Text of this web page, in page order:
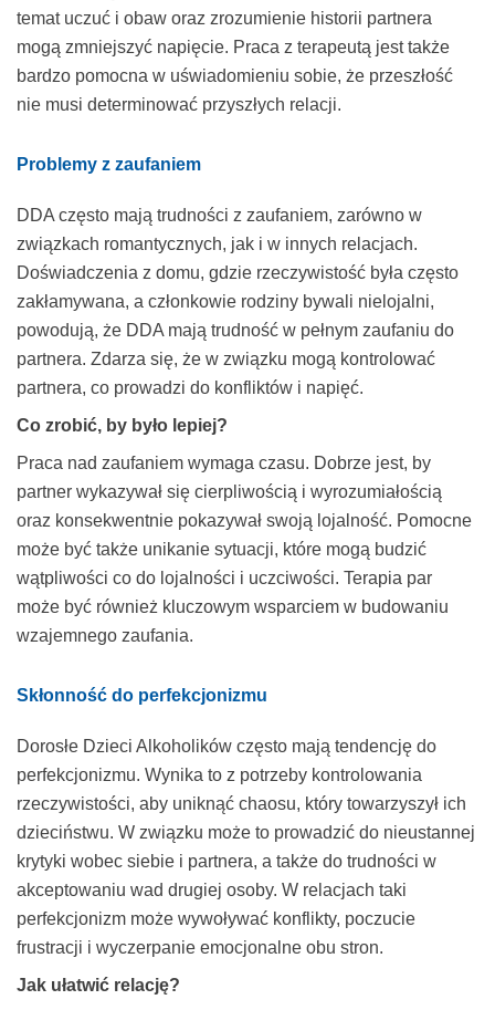
temat uczuć i obaw oraz zrozumienie historii partnera
mogą zmniejszyć napięcie. Praca z terapeutą jest także
bardzo pomocna w uświadomieniu sobie, że przeszłość
nie musi determinować przyszłych relacji.
Problemy z zaufaniem
DDA często mają trudności z zaufaniem, zarówno w
związkach romantycznych, jak i w innych relacjach.
Doświadczenia z domu, gdzie rzeczywistość była często
zakłamywana, a członkowie rodziny bywali nielojalni,
powodują, że DDA mają trudność w pełnym zaufaniu do
partnera. Zdarza się, że w związku mogą kontrolować
partnera, co prowadzi do konfliktów i napięć.
Co zrobić, by było lepiej?
Praca nad zaufaniem wymaga czasu. Dobrze jest, by
partner wykazywał się cierpliwością i wyrozumiałością
oraz konsekwentnie pokazywał swoją lojalność. Pomocne
może być także unikanie sytuacji, które mogą budzić
wątpliwości co do lojalności i uczciwości. Terapia par
może być również kluczowym wsparciem w budowaniu
wzajemnego zaufania.
Skłonność do perfekcjonizmu
Dorosłe Dzieci Alkoholików często mają tendencję do
perfekcjonizmu. Wynika to z potrzeby kontrolowania
rzeczywistości, aby uniknąć chaosu, który towarzyszył ich
dzieciństwu. W związku może to prowadzić do nieustannej
krytyki wobec siebie i partnera, a także do trudności w
akceptowaniu wad drugiej osoby. W relacjach taki
perfekcjonizm może wywoływać konflikty, poczucie
frustracji i wyczerpanie emocjonalne obu stron.
Jak ułatwić relację?